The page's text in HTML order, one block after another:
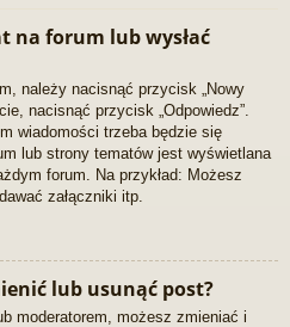
na forum lub wysłać
należy nacisnąć przycisk „Nowy
nacisnąć przycisk „Odpowiedz”.
wiadomości trzeba będzie się
lub strony tematów jest wyświetlana
forum. Na przykład: Możesz
załączniki itp.
lub usunąć post?
moderatorem, możesz zmieniać i